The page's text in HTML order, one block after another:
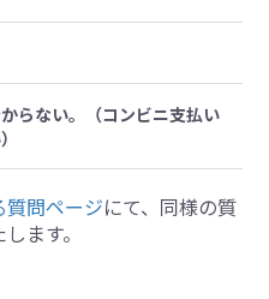
らない。（コンビニ支払い
質問ページにて、同様の質
ます。